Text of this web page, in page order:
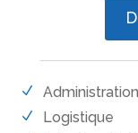
Administration
Logistique